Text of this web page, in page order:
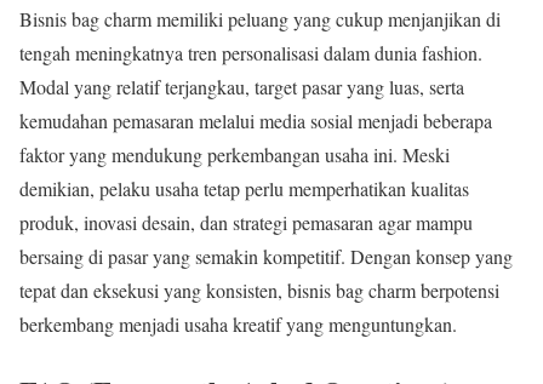
Bisnis bag charm memiliki peluang yang cukup menjanjikan di
tengah meningkatnya tren personalisasi dalam dunia fashion.
Modal yang relatif terjangkau, target pasar yang luas, serta
kemudahan pemasaran melalui media sosial menjadi beberapa
faktor yang mendukung perkembangan usaha ini. Meski
demikian, pelaku usaha tetap perlu memperhatikan kualitas
produk, inovasi desain, dan strategi pemasaran agar mampu
bersaing di pasar yang semakin kompetitif. Dengan konsep yang
tepat dan eksekusi yang konsisten, bisnis bag charm berpotensi
berkembang menjadi usaha kreatif yang menguntungkan.